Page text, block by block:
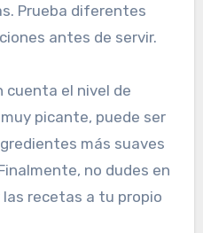
Prueba diferentes
antes de servir.
cuenta el nivel de
picante, puede ser
más suaves
no dudes en
recetas a tu propio